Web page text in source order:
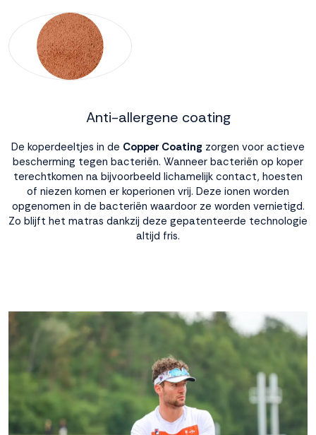
Anti-allergene coating
De koperdeeltjes in de Copper Coating zorgen voor actieve
bescherming tegen bacteriën. Wanneer bacteriën op koper
terechtkomen na bijvoorbeeld lichamelijk contact, hoesten
of niezen komen er koperionen vrij. Deze ionen worden
opgenomen in de bacteriën waardoor ze worden vernietigd.
Zo blijft het matras dankzij deze gepatenteerde technologie
altijd fris.